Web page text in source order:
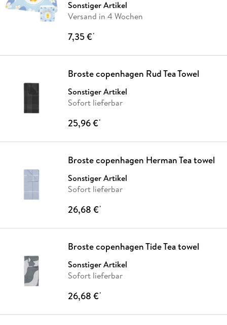
Sonstiger Artikel
Versand in 4 Wochen
7,35 €*
Broste copenhagen Rud Tea Towel
Sonstiger Artikel
Sofort lieferbar
25,96 €*
Broste copenhagen Herman Tea towel
Sonstiger Artikel
Sofort lieferbar
26,68 €*
Broste copenhagen Tide Tea towel
Sonstiger Artikel
Sofort lieferbar
26,68 €*